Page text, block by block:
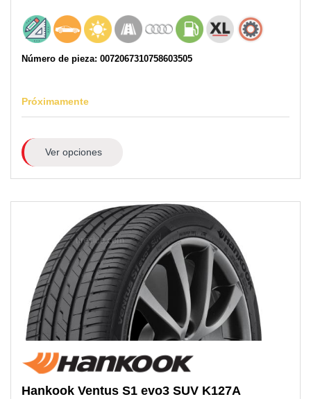
Número de pieza: 0072067310758603505
Próximamente
Ver opciones
Hankook Ventus S1 evo3 SUV K127A